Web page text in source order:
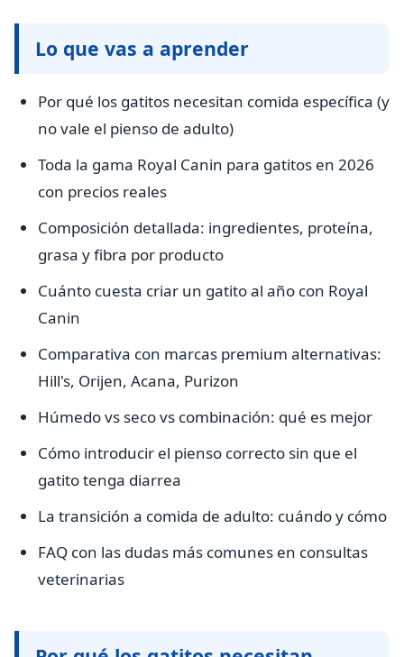
Lo que vas a aprender
Por qué los gatitos necesitan comida específica (y
no vale el pienso de adulto)
Toda la gama Royal Canin para gatitos en 2026
con precios reales
Composición detallada: ingredientes, proteína,
grasa y fibra por producto
Cuánto cuesta criar un gatito al año con Royal
Canin
Comparativa con marcas premium alternativas:
Hill's, Orijen, Acana, Purizon
Húmedo vs seco vs combinación: qué es mejor
Cómo introducir el pienso correcto sin que el
gatito tenga diarrea
La transición a comida de adulto: cuándo y cómo
FAQ con las dudas más comunes en consultas
veterinarias